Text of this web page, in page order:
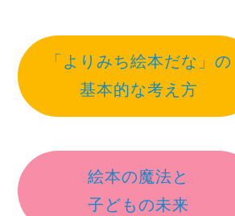
「よりみち絵本だな」の
基本的な考え方
絵本の魔法と
子どもの未来